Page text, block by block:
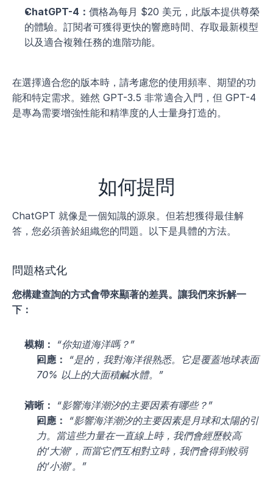
ChatGPT-4： 價格為每月 $20 美元，此版本提供尊榮
的體驗。訂閱者可獲得更快的響應時間、存取最新模型
以及適合複雜任務的進階功能。
在選擇適合您的版本時，請考慮您的使用頻率、期望的功
能和特定需求。雖然 GPT-3.5 非常適合入門，但 GPT-4
是專為需要增強性能和精準度的人士量身打造的。
如何提問
ChatGPT 就像是一個知識的源泉。但若想獲得最佳解
答，您必須善於組織您的問題。以下是具體的方法。
問題格式化
您構建查詢的方式會帶來顯著的差異。讓我們來拆解一
下：
模糊：
“你知道海洋嗎？”
回應：
“是的，我對海洋很熟悉。它是覆蓋地球表面
70% 以上的大面積鹹水體。”
清晰：
“影響海洋潮汐的主要因素有哪些？”
回應：
“影響海洋潮汐的主要因素是月球和太陽的引
力。當這些力量在一直線上時，我們會經歷較高
的‘大潮’，而當它們互相對立時，我們會得到較弱
的‘小潮’。”